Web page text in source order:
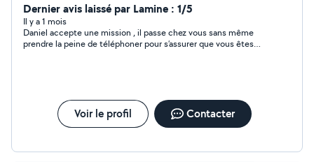
détente. Je vous invite a visiter sur Facebook mes
pages notamment " le Havre pêle-mêle" et deux autres
pages.
Dernier avis laissé par Lamine : 1/5
Il y a 1 mois
Daniel accepte une mission , il passe chez vous sans même
prendre la peine de téléphoner pour s’assurer que vous êtes
Voir le profil Contacter